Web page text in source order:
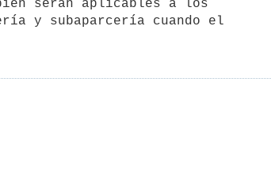
y subaparcería cuando el